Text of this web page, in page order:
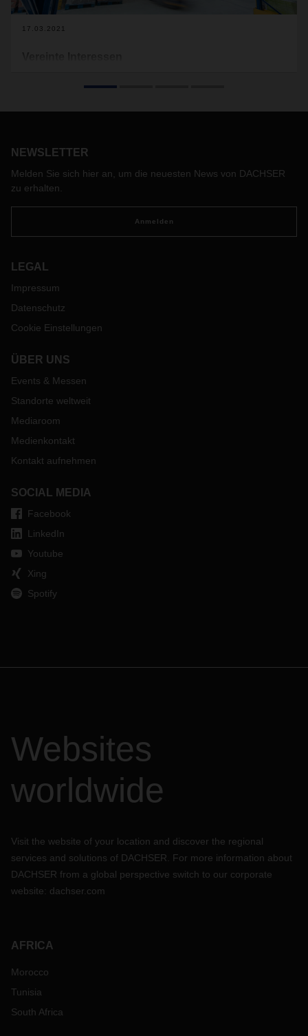
17.03.2021
NEWSLETTER
Melden Sie sich hier an, um die neuesten News von DACHSER
zu erhalten.
Anmelden
LEGAL
Impressum
Datenschutz
Cookie Einstellungen
ÜBER UNS
Events & Messen
Standorte weltweit
Mediaroom
Medienkontakt
Kontakt aufnehmen
SOCIAL MEDIA
Facebook
LinkedIn
Youtube
Xing
Spotify
Websites
worldwide
Visit the website of your location and discover the regional
services and solutions of DACHSER. For more information about
DACHSER from a global perspective switch to our corporate
website: dachser.com
AFRICA
Morocco
Tunisia
South Africa